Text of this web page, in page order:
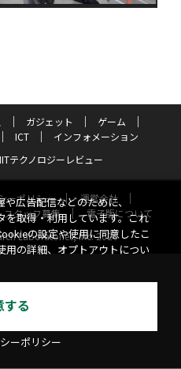
ガジェット
ゲーム
ICT
インフォメーション
テクノロジーレビュー
ーポリシー
運営会社
スタッフ募集
電子版について
Laboratories, Inc. 2026
広告配信などのために、
を取得・利用しています。これ
の設定や使用に同意したこ
用の詳細、オプトアウトについ
する
ーポリシー